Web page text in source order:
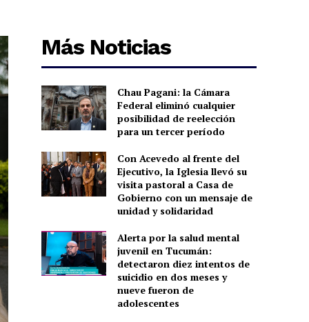
Más Noticias
Chau Pagani: la Cámara
Federal eliminó cualquier
posibilidad de reelección
para un tercer período
Con Acevedo al frente del
Ejecutivo, la Iglesia llevó su
visita pastoral a Casa de
Gobierno con un mensaje de
unidad y solidaridad
Alerta por la salud mental
juvenil en Tucumán:
detectaron diez intentos de
suicidio en dos meses y
nueve fueron de
adolescentes